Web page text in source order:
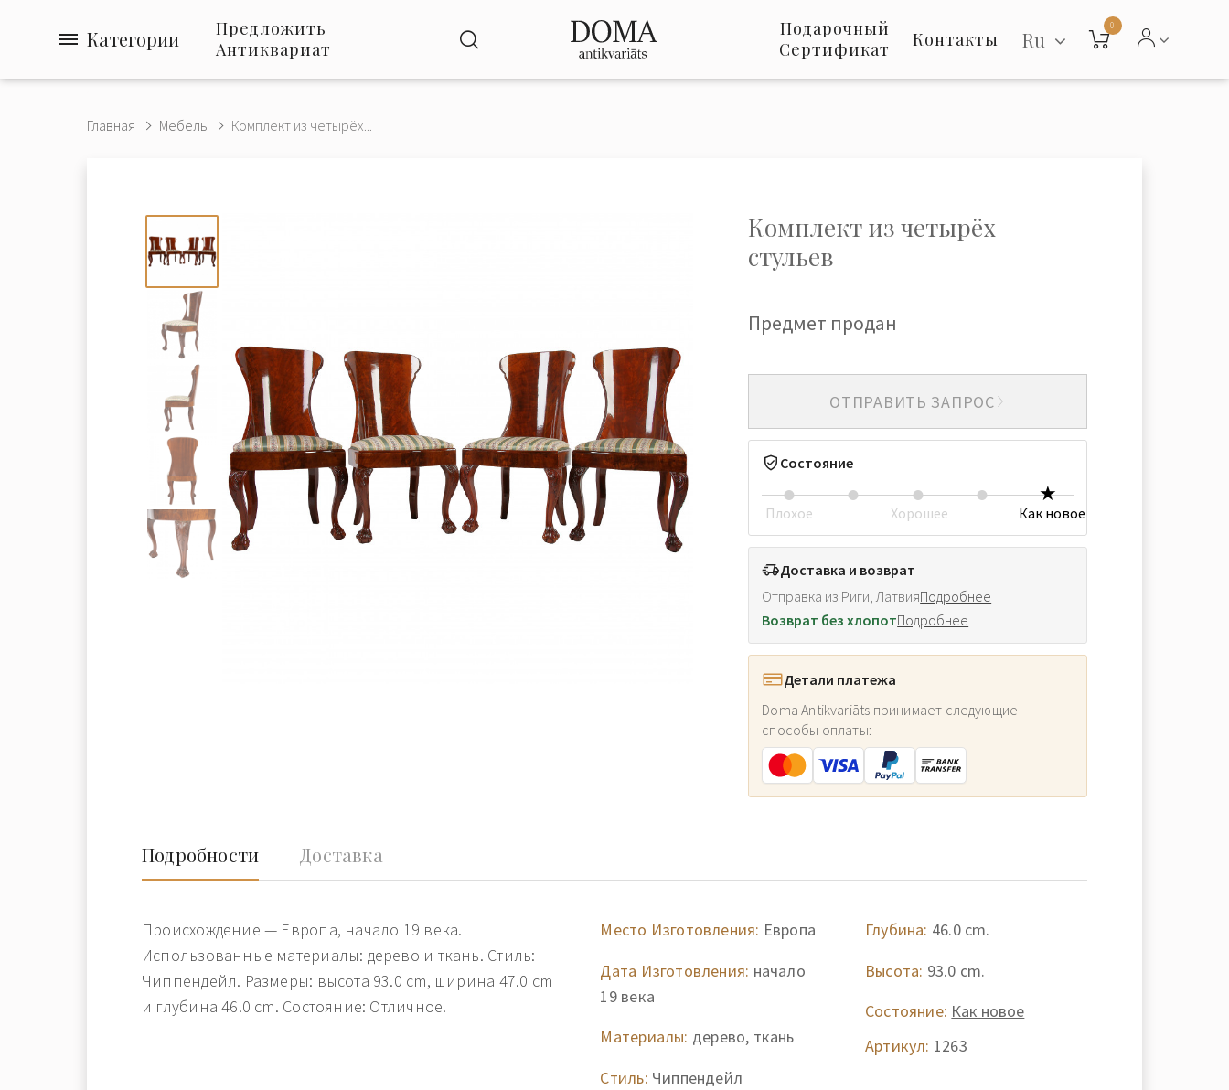
Категории
Предложить
Антиквариат
Подарочный
Сертификат
Контакты Ru
0
Главная Мебель Комплект из четырёх...
Комплект из четырёх
стульев
Предмет продан
ОТПРАВИТЬ ЗАПРОС
Состояние
Плохое Хорошее Как новое
Доставка и возврат
Отправка из Риги, ЛатвияПодробнее
Возврат без хлопотПодробнее
Детали платежа
Doma Antikvariāts принимает следующие
способы оплаты:
Подробности Доставка
Происхождение — Европа, начало 19 века.
Использованные материалы: дерево и ткань. Стиль:
Чиппендейл. Размеры: высота 93.0 cm, ширина 47.0 cm
и глубина 46.0 cm. Состояние: Отличное.
Место Изготовления: Европа
Дата Изготовления: начало
19 века
Материалы: дерево, ткань
Стиль: Чиппендейл
Глубина: 46.0 cm.
Высота: 93.0 cm.
Состояние: Как новое
Артикул: 1263